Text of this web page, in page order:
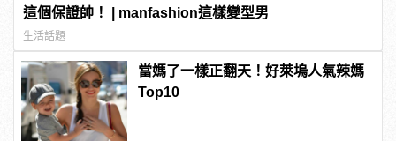
這個保證帥！ | manfashion這樣變型男
生活話題
當媽了一樣正翻天！好萊塢人氣辣媽
Top10